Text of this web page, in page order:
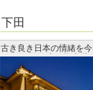
下田
古き良き日本の情緒を
史の散歩道